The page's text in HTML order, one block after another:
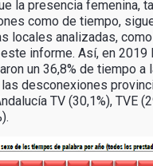
la presencia femenina,
como de tiempo,
locales analizadas,
informe. Así, en
un 36,8% de tiempo a
desconexiones
TV (30,1%), TVE